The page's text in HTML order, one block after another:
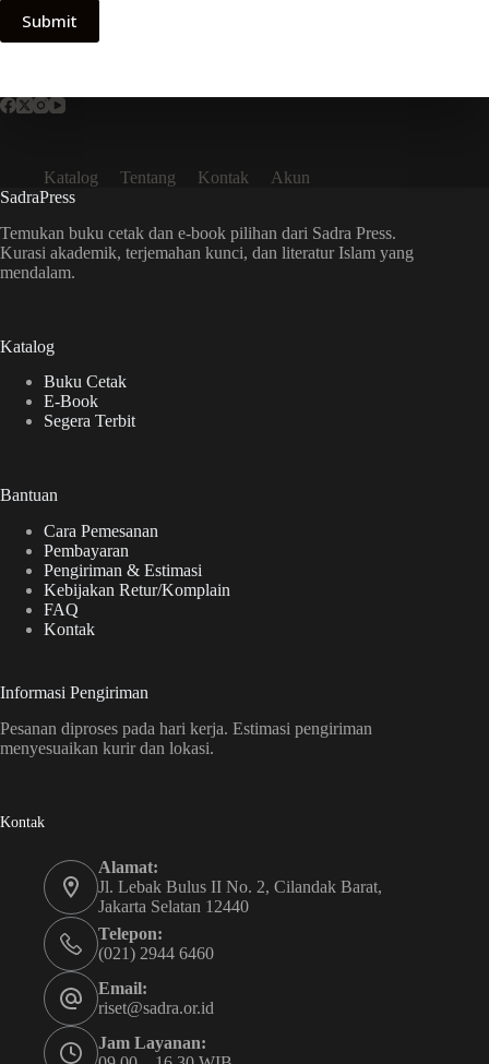
Submit
Katalog Tentang Kontak
Akun
SadraPress
Temukan buku cetak dan e-book pilihan dari Sadra Press.
Kurasi akademik, terjemahan kunci, dan literatur Islam yang
mendalam.
Katalog
Buku Cetak
E-Book
Segera Terbit
Bantuan
Cara Pemesanan
Pembayaran
Pengiriman & Estimasi
Kebijakan Retur/Komplain
FAQ
Kontak
Informasi Pengiriman
Pesanan diproses pada hari kerja. Estimasi pengiriman
menyesuaikan kurir dan lokasi.
Kontak
Alamat:
Jl. Lebak Bulus II No. 2, Cilandak Barat,
Jakarta Selatan 12440
Telepon:
(021) 2944 6460
Email:
riset@sadra.or.id
Jam Layanan: